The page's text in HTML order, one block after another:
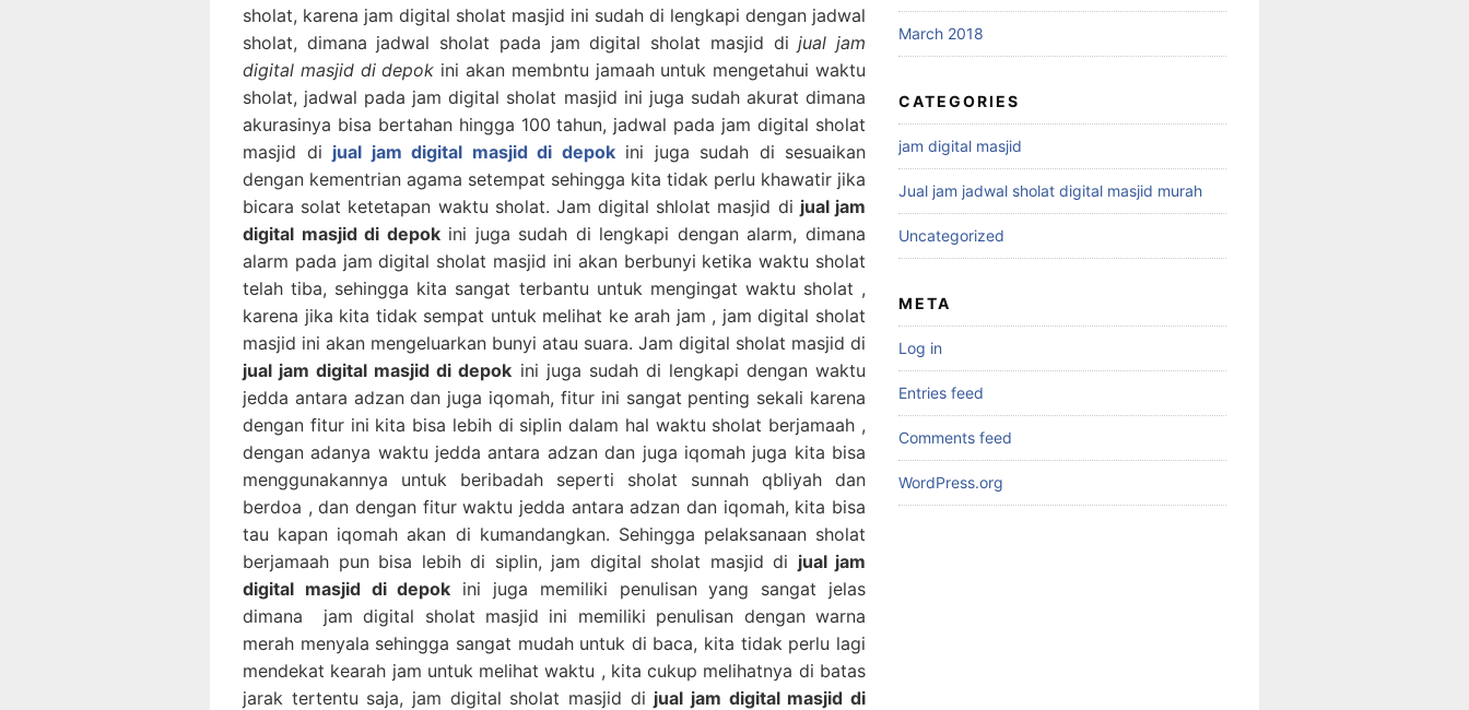
sholat, karena jam digital sholat masjid ini sudah di lengkapi dengan jadwal
sholat, dimana jadwal sholat pada jam digital sholat masjid dijual jam
digital masjid di depok ini akan membntu jamaah untuk mengetahui waktu
sholat, jadwal pada jam digital sholat masjid ini juga sudah akurat dimana
akurasinya bisa bertahan hingga 100 tahun, jadwal pada jam digital sholat
masjid di jual jam digital masjid di depok ini juga sudah di sesuaikan
dengan kementrian agama setempat sehingga kita tidak perlu khawatir jika
bicara solat ketetapan waktu sholat. Jam digital shlolat masjid di jual jam
digital masjid di depokini juga sudah di lengkapi dengan alarm, dimana
alarm pada jam digital sholat masjid ini akan berbunyi ketika waktu sholat
telah tiba, sehingga kita sangat terbantu untuk mengingat waktu sholat ,
karena jika kita tidak sempat untuk melihat ke arah jam , jam digital sholat
masjid ini akan mengeluarkan bunyi atau suara. Jam digital sholat masjid di
jual jam digital masjid di depok ini juga sudah di lengkapi dengan waktu
jedda antara adzan dan juga iqomah, fitur ini sangat penting sekali karena
dengan fitur ini kita bisa lebih di siplin dalam hal waktu sholat berjamaah ,
dengan adanya waktu jedda antara adzan dan juga iqomah juga kita bisa
menggunakannya untuk beribadah seperti sholat sunnah qbliyah dan
berdoa , dan dengan fitur waktu jedda antara adzan dan iqomah, kita bisa
tau kapan iqomah akan di kumandangkan. Sehingga pelaksanaan sholat
berjamaah pun bisa lebih di siplin, jam digital sholat masjid di jual jam
digital masjid di depok ini juga memiliki penulisan yang sangat jelas
dimana jam digital sholat masjid ini memiliki penulisan dengan warna
merah menyala sehingga sangat mudah untuk di baca, kita tidak perlu lagi
mendekat kearah jam untuk melihat waktu , kita cukup melihatnya di batas
jarak tertentu saja, jam digital sholat masjid di jual jam digital masjid di
March 2018
CATEGORIES
jam digital masjid
Jual jam jadwal sholat digital masjid murah
Uncategorized
META
Log in
Entries feed
Comments feed
WordPress.org